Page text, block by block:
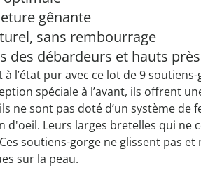
gênante
sans rembourrage
des débardeurs et hauts
l’état pur avec ce lot de 9
spéciale à l’avant, ils offrent
ne sont pas doté d’un système de
d'oeil. Leurs larges bretelles qui ne
soutiens-gorge ne glissent pas et
sur la peau.